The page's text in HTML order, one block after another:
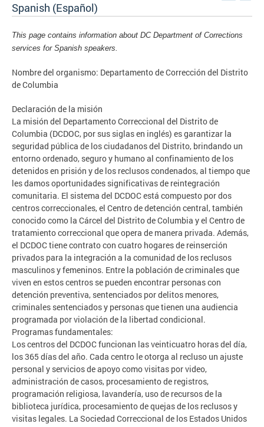
Spanish (Español)
This page contains information about DC Department of Corrections
services for Spanish speakers.
Nombre del organismo: Departamento de Corrección del Distrito
de Columbia
Declaración de la misión
La misión del Departamento Correccional del Distrito de
Columbia (DCDOC, por sus siglas en inglés) es garantizar la
seguridad pública de los ciudadanos del Distrito, brindando un
entorno ordenado, seguro y humano al confinamiento de los
detenidos en prisión y de los reclusos condenados, al tiempo que
les damos oportunidades significativas de reintegración
comunitaria. El sistema del DCDOC está compuesto por dos
centros correccionales, el Centro de detención central, también
conocido como la Cárcel del Distrito de Columbia y el Centro de
tratamiento correccional que opera de manera privada. Además,
el DCDOC tiene contrato con cuatro hogares de reinserción
privados para la integración a la comunidad de los reclusos
masculinos y femeninos. Entre la población de criminales que
viven en estos centros se pueden encontrar personas con
detención preventiva, sentenciados por delitos menores,
criminales sentenciados y personas que tienen una audiencia
programada por violación de la libertad condicional.
Programas fundamentales:
Los centros del DCDOC funcionan las veinticuatro horas del día,
los 365 días del año. Cada centro le otorga al recluso un ajuste
personal y servicios de apoyo como visitas por video,
administración de casos, procesamiento de registros,
programación religiosa, lavandería, uso de recursos de la
biblioteca jurídica, procesamiento de quejas de los reclusos y
visitas legales. La Sociedad Correccional de los Estados Unidos